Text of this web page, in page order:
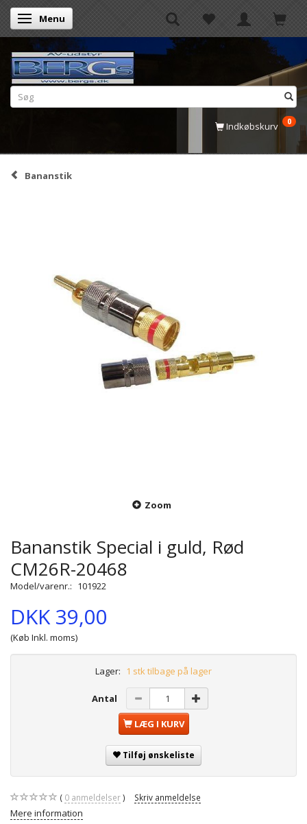
Skifte navigation
Menu
Indkøbskurv 0
Bananstik
Zoom
Bananstik Special i guld, Rød
CM26R-20468
Model/varenr.: 101922
DKK 39,00
(Køb Inkl. moms)
Lager: 1 stk tilbage på lager
Antal
LÆG I KURV
Tilføj ønskeliste
0 anmeldelser Skriv anmeldelse
Mere information